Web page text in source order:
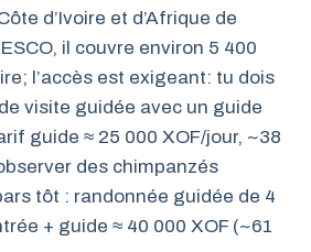
d’Ivoire et d’Afrique de
il couvre environ 5 400
l’accès est exigeant: tu dois
visite guidée avec un guide
guide ≈ 25 000 XOF/jour, ~38
des chimpanzés
tôt : randonnée guidée de 4
+ guide ≈ 40 000 XOF (~61